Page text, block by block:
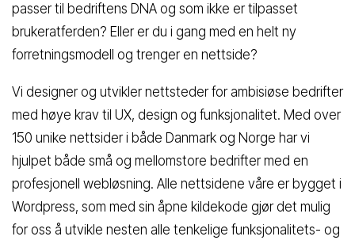
passer til bedriftens DNA og som ikke er tilpasset
brukeratferden? Eller er du i gang med en helt ny
forretningsmodell og trenger en nettside?
Vi designer og utvikler nettsteder for ambisiøse bedrifter
med høye krav til UX, design og funksjonalitet. Med over
150 unike nettsider i både Danmark og Norge har vi
hjulpet både små og mellomstore bedrifter med en
profesjonell webløsning. Alle nettsidene våre er bygget i
Wordpress, som med sin åpne kildekode gjør det mulig
for oss å utvikle nesten alle tenkelige funksjonalitets- og